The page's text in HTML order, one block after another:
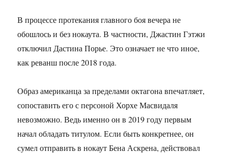
В процессе протекания главного боя вечера не
обошлось и без нокаута. В частности, Джастин Гэтжи
отключил Дастина Порье. Это означает не что иное,
как реванш после 2018 года.
Образ американца за пределами октагона впечатляет,
сопоставить его с персоной Хорхе Масвидаля
невозможно. Ведь именно он в 2019 году первым
начал обладать титулом. Если быть конкретнее, он
сумел отправить в нокаут Бена Аскрена, действовал